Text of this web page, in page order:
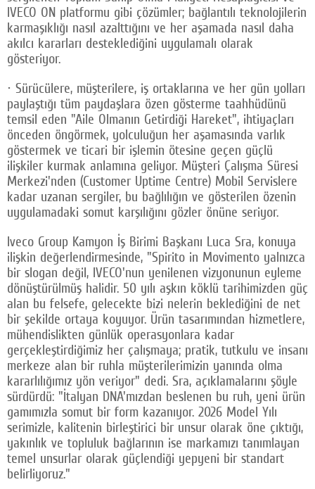
IVECO ON platformu gibi çözümler; bağlantılı teknolojilerin
karmaşıklığı nasıl azalttığını ve her aşamada nasıl daha
akılcı kararları desteklediğini uygulamalı olarak
gösteriyor.
· Sürücülere, müşterilere, iş ortaklarına ve her gün yolları
paylaştığı tüm paydaşlara özen gösterme taahhüdünü
temsil eden "Aile Olmanın Getirdiği Hareket", ihtiyaçları
önceden öngörmek, yolculuğun her aşamasında varlık
göstermek ve ticari bir işlemin ötesine geçen güçlü
ilişkiler kurmak anlamına geliyor. Müşteri Çalışma Süresi
Merkezi'nden (Customer Uptime Centre) Mobil Servislere
kadar uzanan sergiler, bu bağlılığın ve gösterilen özenin
uygulamadaki somut karşılığını gözler önüne seriyor.
Iveco Group Kamyon İş Birimi Başkanı Luca Sra, konuya
ilişkin değerlendirmesinde, "Spirito in Movimento yalnızca
bir slogan değil, IVECO'nun yenilenen vizyonunun eyleme
dönüştürülmüş halidir. 50 yılı aşkın köklü tarihimizden güç
alan bu felsefe, gelecekte bizi nelerin beklediğini de net
bir şekilde ortaya koyuyor. Ürün tasarımından hizmetlere,
mühendislikten günlük operasyonlara kadar
gerçekleştirdiğimiz her çalışmaya; pratik, tutkulu ve insanı
merkeze alan bir ruhla müşterilerimizin yanında olma
kararlılığımız yön veriyor" dedi. Sra, açıklamalarını şöyle
sürdürdü: "İtalyan DNA'mızdan beslenen bu ruh, yeni ürün
gamımızla somut bir form kazanıyor. 2026 Model Yılı
serimizle, kalitenin birleştirici bir unsur olarak öne çıktığı,
yakınlık ve topluluk bağlarının ise markamızı tanımlayan
temel unsurlar olarak güçlendiği yepyeni bir standart
belirliyoruz."